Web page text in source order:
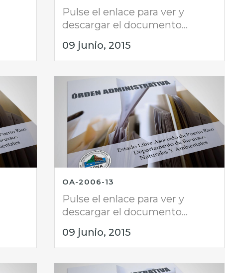
Pulse el enlace para ver y
descargar el documento...
09 junio, 2015
OA-2006-13
Pulse el enlace para ver y
descargar el documento...
09 junio, 2015